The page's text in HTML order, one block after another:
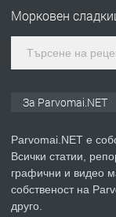
ПРЕДЛАГА
Морковен
За Parvomai.NET
Parvomai.NET е
Всички статии,
графични и видео
собственост на
друго.